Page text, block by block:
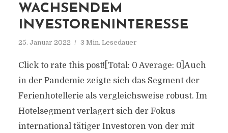
WACHSENDEM
INVESTORENINTERESSE
25. Januar 2022 3 Min. Lesedauer
Click to rate this post![Total: 0 Average: 0]Auch
in der Pandemie zeigte sich das Segment der
Ferienhotellerie als vergleichsweise robust. Im
Hotelsegment verlagert sich der Fokus
international tätiger Investoren von der mit